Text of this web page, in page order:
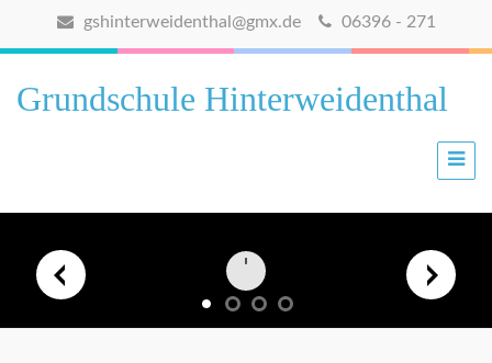
gshinterweidenthal@gmx.de 06396 - 271
Grundschule Hinterweidenthal